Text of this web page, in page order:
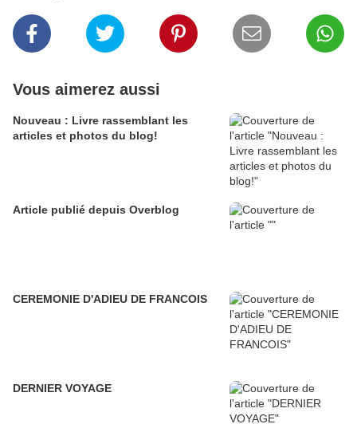
Vous aimerez aussi
Nouveau : Livre rassemblant les
articles et photos du blog!
Article publié depuis Overblog
CEREMONIE D'ADIEU DE FRANCOIS
DERNIER VOYAGE